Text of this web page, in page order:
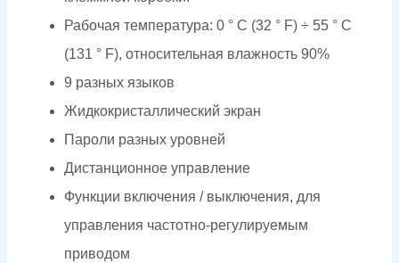
Рабочая температура: 0 ° C (32 ° F) ÷ 55 ° C
(131 ° F), относительная влажность 90%
9 разных языков
Жидкокристаллический экран
Пароли разных уровней
Дистанционное управление
Функции включения / выключения, для
управления частотно-регулируемым
приводом